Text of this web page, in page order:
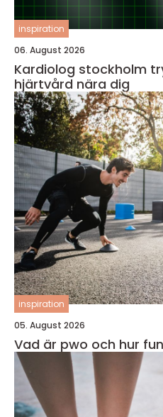
inspiration
06. August 2026
Kardiolog stockholm trygg och modern
hjärtvård nära dig
inspiration
05. August 2026
Vad är pwo och hur